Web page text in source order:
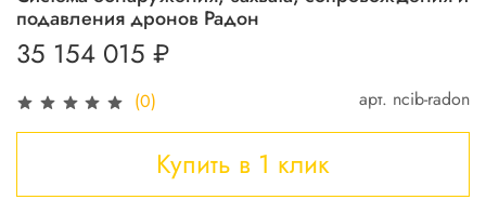
(0) арт. ncib-radon
подавления дронов Радон
35 154 015 ₽
Купить в 1 клик